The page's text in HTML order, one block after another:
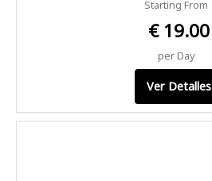
Starting From
€ 19.00
per Day
Ver Detalles